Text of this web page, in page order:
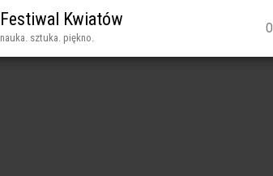
Festiwal Kwiatów
nauka. sztuka. piękno.